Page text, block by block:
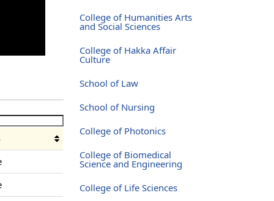
College of Humanities Arts
and Social Sciences
College of Hakka Affair
Culture
School of Law
School of Nursing
College of Photonics
College of Biomedical
Science and Engineering
College of Life Sciences